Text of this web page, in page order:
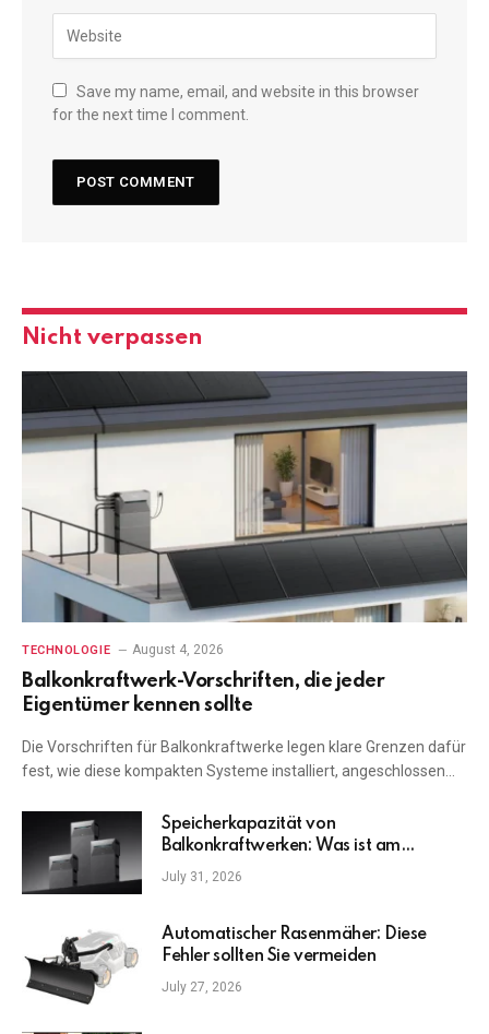
Save my name, email, and website in this browser
for the next time I comment.
Nicht verpassen
TECHNOLOGIE August 4, 2026
Balkonkraftwerk-Vorschriften, die jeder
Eigentümer kennen sollte
Die Vorschriften für Balkonkraftwerke legen klare Grenzen dafür
fest, wie diese kompakten Systeme installiert, angeschlossen…
Speicherkapazität von
Balkonkraftwerken: Was ist am
wichtigsten?
July 31, 2026
Automatischer Rasenmäher: Diese
Fehler sollten Sie vermeiden
July 27, 2026